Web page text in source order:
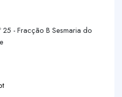
- Fracção B Sesmaria do